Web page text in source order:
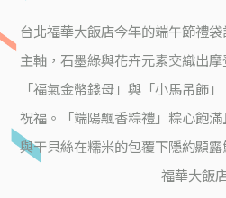
台北福華大飯店今年的端午節禮
主軸，石墨綠與花卉元素交織出
「福氣金幣錢母」與「小馬吊飾
祝福。「端陽飄香粽禮」粽心飽
與干貝絲在糯米的包覆下隱約顯
福華大飯店